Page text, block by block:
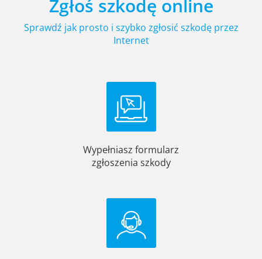
Zgłoś szkodę online
Sprawdź jak prosto i szybko zgłosić szkodę przez
Internet
Wypełniasz formularz
zgłoszenia szkody